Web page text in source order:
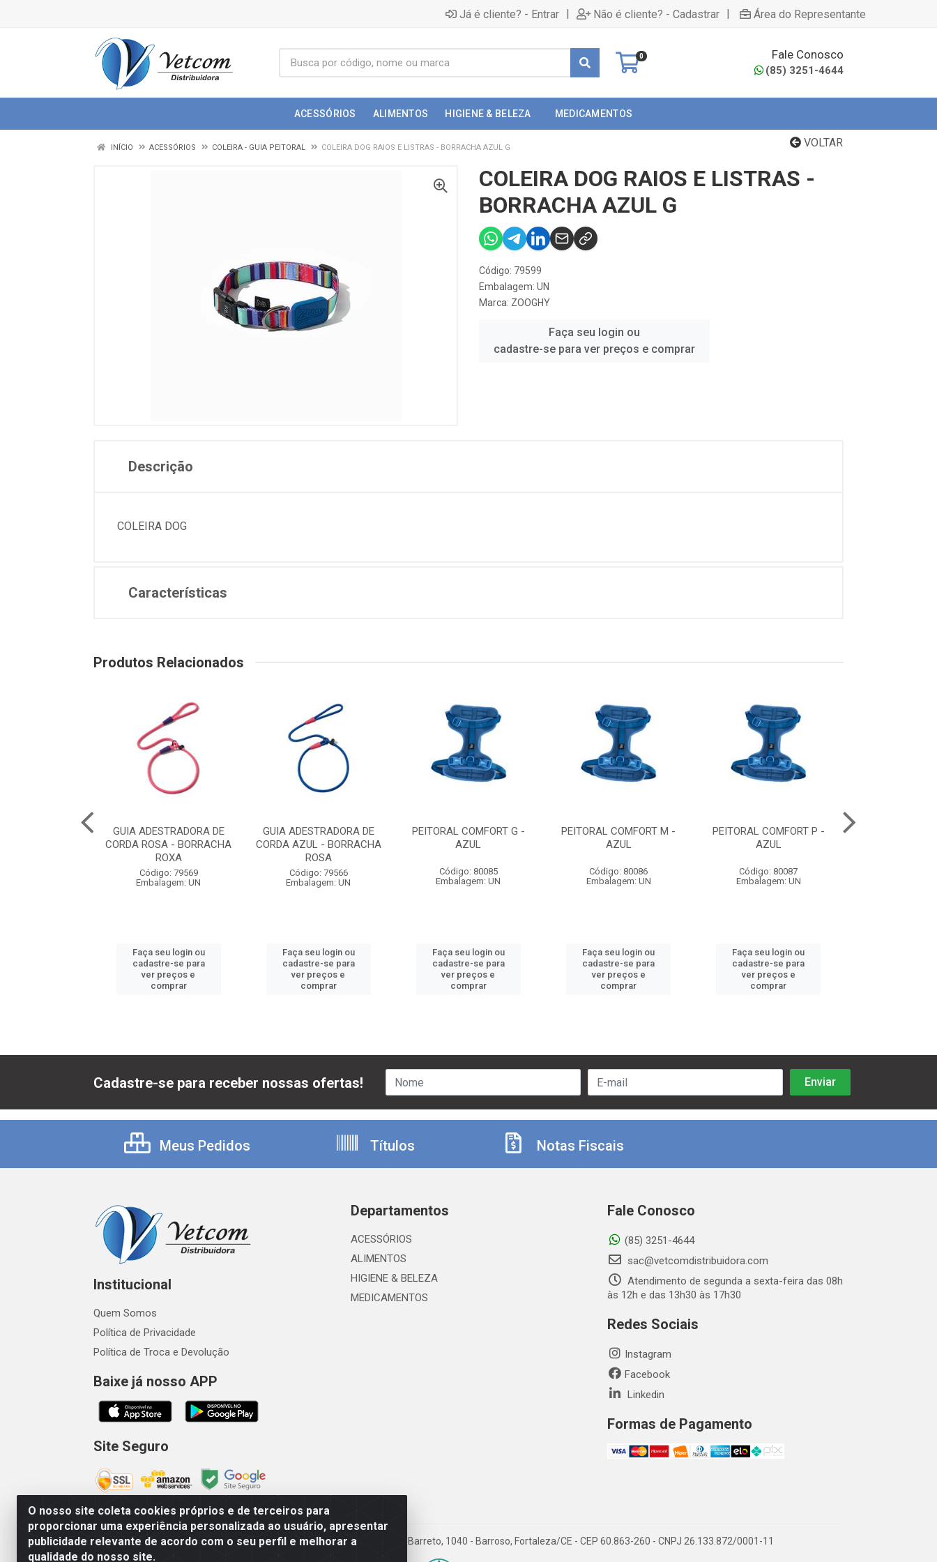
Já é cliente? - Entrar | Não é cliente? - Cadastrar | Área do Representante
0 Fale Conosco
(85) 3251-4644
ACESSÓRIOS ALIMENTOS HIGIENE & BELEZA MEDICAMENTOS
VOLTAR
INÍCIO ACESSÓRIOS COLEIRA - GUIA PEITORAL COLEIRA DOG RAIOS E LISTRAS - BORRACHA AZUL G
COLEIRA DOG RAIOS E LISTRAS -
BORRACHA AZUL G
Código: 79599
Embalagem: UN
Marca: ZOOGHY
Faça seu login ou
cadastre-se para ver preços e comprar
Descrição
COLEIRA DOG
Características
Produtos Relacionados
GUIA ADESTRADORA DE
CORDA ROSA - BORRACHA
ROXA
Código: 79569
Embalagem: UN
Faça seu login ou
cadastre-se para
ver preços e
comprar
GUIA ADESTRADORA DE
CORDA AZUL - BORRACHA
ROSA
Código: 79566
Embalagem: UN
Faça seu login ou
cadastre-se para
ver preços e
comprar
PEITORAL COMFORT G -
AZUL
Código: 80085
Embalagem: UN
Faça seu login ou
cadastre-se para
ver preços e
comprar
PEITORAL COMFORT M -
AZUL
Código: 80086
Embalagem: UN
Faça seu login ou
cadastre-se para
ver preços e
comprar
PEITORAL COMFORT P -
AZUL
Código: 80087
Embalagem: UN
Faça seu login ou
cadastre-se para
ver preços e
comprar
O nosso site coleta cookies próprios e de terceiros para
proporcionar uma experiência personalizada ao usuário, apresentar
publicidade relevante de acordo com o seu perfil e melhorar a
qualidade do nosso site.
Cadastre-se para receber nossas ofertas!
Meus Pedidos Títulos Notas Fiscais
Institucional
Quem Somos
Política de Privacidade
Política de Troca e Devolução
Baixe já nosso APP
Site Seguro
Departamentos
ACESSÓRIOS
ALIMENTOS
HIGIENE & BELEZA
MEDICAMENTOS
Fale Conosco
(85) 3251-4644
sac@vetcomdistribuidora.com
Atendimento de segunda a sexta-feira das 08h
às 12h e das 13h30 às 17h30
Redes Sociais
Instagram
Facebook
Linkedin
Formas de Pagamento
Vetcom Distribuidora de Rações LTDA - Rua Maximiano Barreto, 1040 - Barroso, Fortaleza/CE - CEP 60.863-260 - CNPJ 26.133.872/0001-11